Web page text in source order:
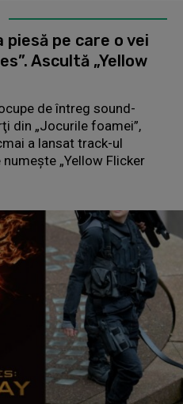
pe care o vei
Ascultă „Yellow
de întreg sound-
din „Jocurile foamei”,
a lansat track-ul
„Yellow Flicker